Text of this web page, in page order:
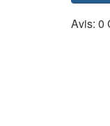
Avis: 0